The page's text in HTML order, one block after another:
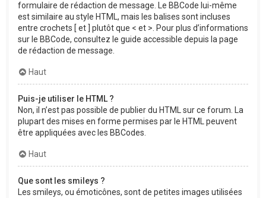
formulaire de rédaction de message. Le BBCode lui-même
est similaire au style HTML, mais les balises sont incluses
entre crochets [ et ] plutôt que < et >. Pour plus d’informations
sur le BBCode, consultez le guide accessible depuis la page
de rédaction de message.
Haut
Puis-je utiliser le HTML ?
Non, il n’est pas possible de publier du HTML sur ce forum. La
plupart des mises en forme permises par le HTML peuvent
être appliquées avec les BBCodes.
Haut
Que sont les smileys ?
Les smileys, ou émoticônes, sont de petites images utilisées